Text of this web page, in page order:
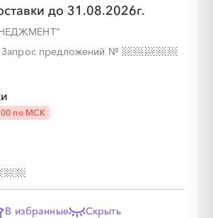
до 31.08.2026г.
предложений №
по МСК
В избранные Скрыть